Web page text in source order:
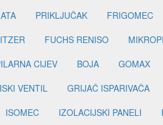
PRIKLJUČAK FRIGOMEC
FUCHS RENISO
CIJEV BOJA GOMAX
VENTIL GRIJAČ ISPARIVAČA
ISOMEC IZOLACIJSKI PANELI